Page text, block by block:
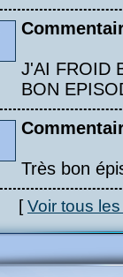
J'AI FROID
BON
Très bon
[Voir tous